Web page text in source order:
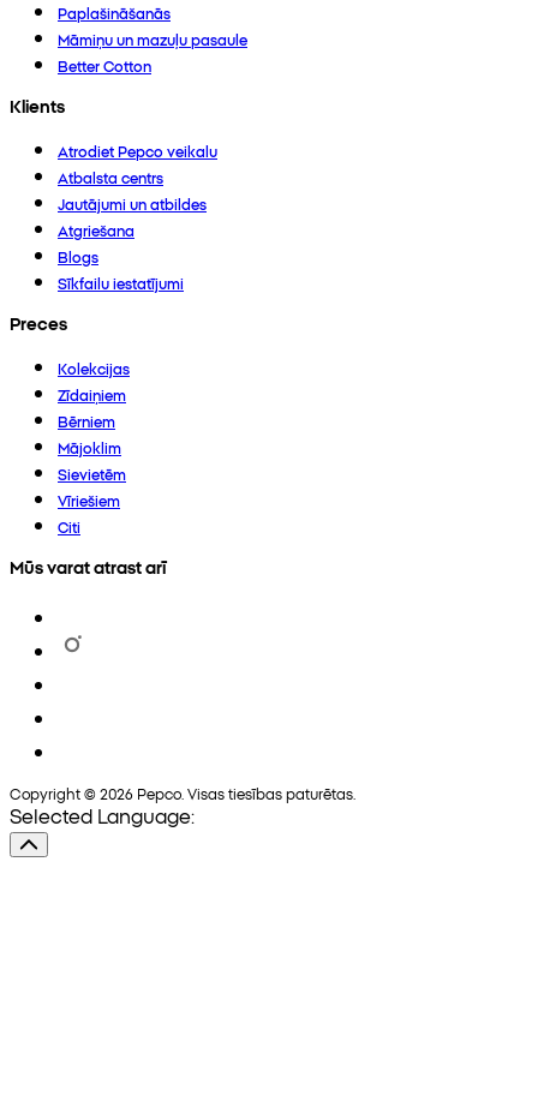
Paplašināšanās
Māmiņu un mazuļu pasaule
Better Cotton
Klients
Atrodiet Pepco veikalu
Atbalsta centrs
Jautājumi un atbildes
Atgriešana
Blogs
Sīkfailu iestatījumi
Preces
Kolekcijas
Zīdaiņiem
Bērniem
Mājoklim
Sievietēm
Vīriešiem
Citi
Mūs varat atrast arī
Copyright © 2026 Pepco. Visas tiesības paturētas.
Selected Language: